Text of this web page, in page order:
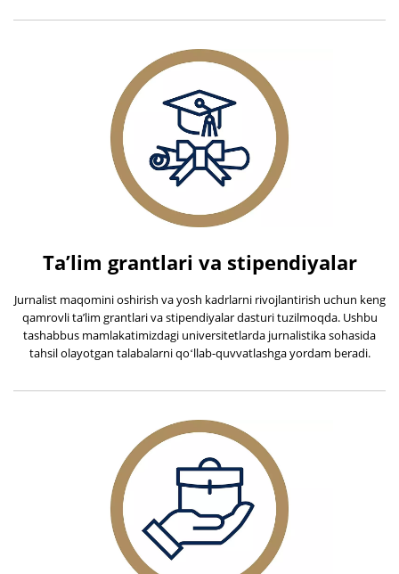
Taʼlim grantlari va stipendiyalar
Jurnalist maqomini oshirish va yosh kadrlarni rivojlantirish uchun keng
qamrovli taʼlim grantlari va stipendiyalar dasturi tuzilmoqda. Ushbu
tashabbus mamlakatimizdagi universitetlarda jurnalistika sohasida
tahsil olayotgan talabalarni qoʻllab-quvvatlashga yordam beradi.